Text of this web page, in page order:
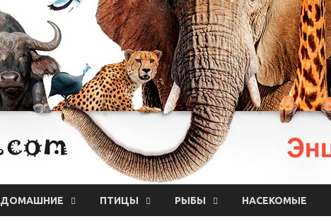
ДОМАШНИЕ ПТИЦЫ РЫБЫ НАСЕКОМЫЕ